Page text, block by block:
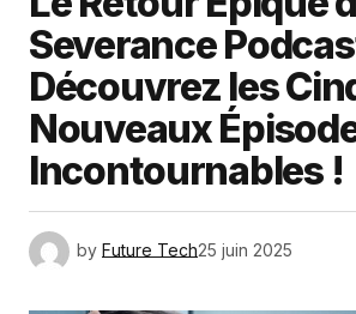
Severance
Découvrez les
Nouveaux
Incontournables !
by Future Tech25 juin 2025